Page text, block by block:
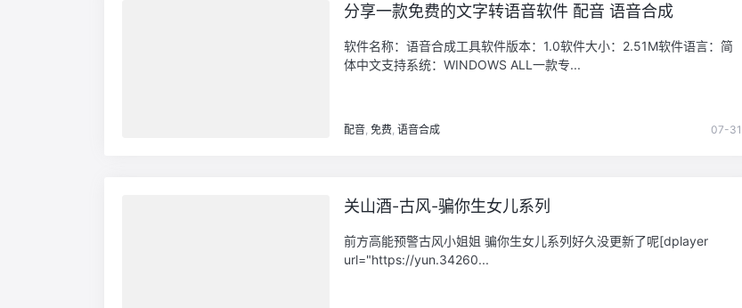
分享一款免费的文字转语音软件 配音 语音合成
软件名称：语音合成工具软件版本：1.0软件大小：2.51M软件语言：简
体中文支持系统：WINDOWS ALL一款专...
配音,免费,语音合成 07-31
关山酒-古风-骗你生女儿系列
前方高能预警古风小姐姐 骗你生女儿系列好久没更新了呢[dplayer
url="https://yun.34260...